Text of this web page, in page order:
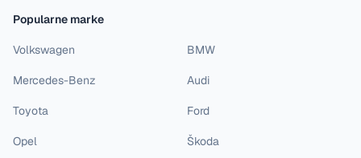
Popularne marke
Volkswagen BMW
Mercedes-Benz Audi
Toyota Ford
Opel Škoda